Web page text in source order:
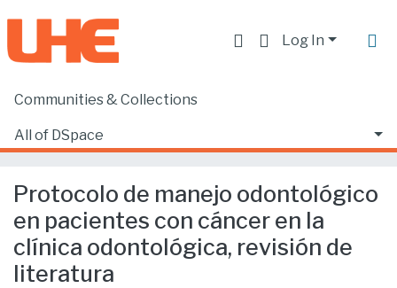
Log In
Communities & Collections
All of DSpace
Home
Protocolo de manejo odontológico en pacientes con cáncer en la clínica odontológica, revisión de literatura
Protocolo de manejo odontológico
en pacientes con cáncer en la
clínica odontológica, revisión de
literatura